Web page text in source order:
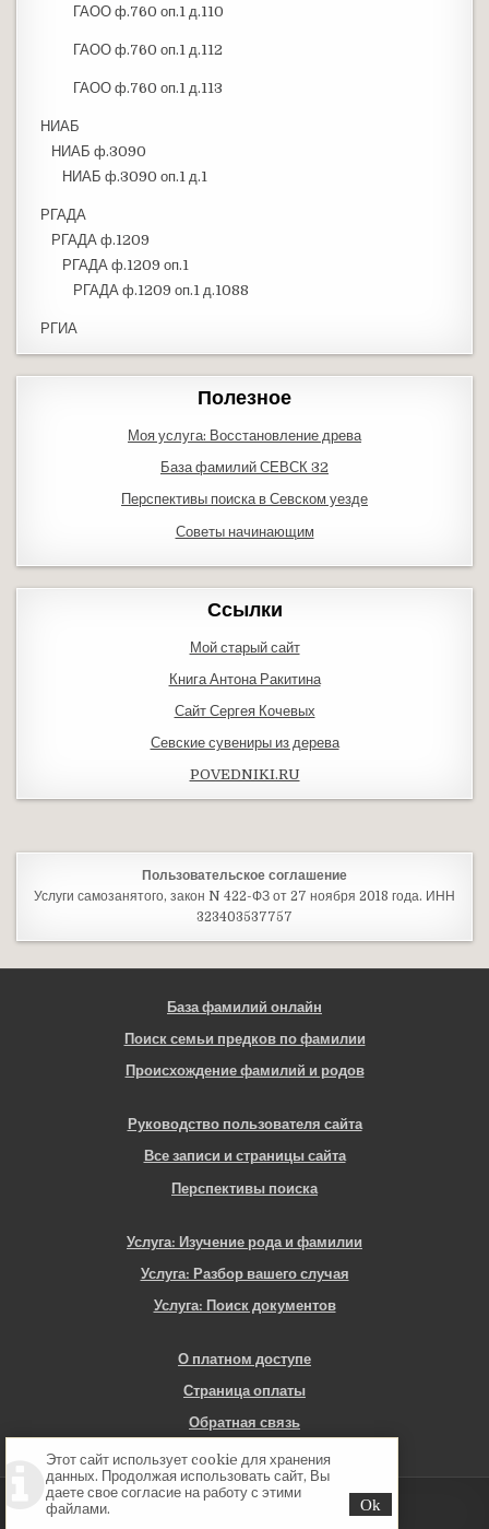
ГАОО ф.760 оп.1 д.110
ГАОО ф.760 оп.1 д.112
ГАОО ф.760 оп.1 д.113
НИАБ
НИАБ ф.3090
НИАБ ф.3090 оп.1 д.1
РГАДА
РГАДА ф.1209
РГАДА ф.1209 оп.1
РГАДА ф.1209 оп.1 д.1088
РГИА
Полезное
Моя услуга: Восстановление древа
База фамилий СЕВСК 32
Перспективы поиска в Севском уезде
Советы начинающим
Ссылки
Мой старый сайт
Книга Антона Ракитина
Сайт Сергея Кочевых
Севские сувениры из дерева
POVEDNIKI.RU
Пользовательское соглашение
Услуги самозанятого, закон N 422-ФЗ от 27 ноября 2018 года. ИНН
323403537757
База фамилий онлайн
Поиск семьи предков по фамилии
Происхождение фамилий и родов
Руководство пользователя сайта
Все записи и страницы сайта
Перспективы поиска
Услуга: Изучение рода и фамилии
Услуга: Разбор вашего случая
Услуга: Поиск документов
О платном доступе
Страница оплаты
Обратная связь
Copyright © 2026 Севская Генеалогия
Этот сайт использует cookie для хранения
данных. Продолжая использовать сайт, Вы
даете свое согласие на работу с этими
файлами.